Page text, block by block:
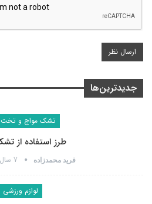
جدیدترین‌ها
تشک مواج و تخت
طرز استفاده از
فرید محمدزاده 7 سال پیش
لوازم ورزشی